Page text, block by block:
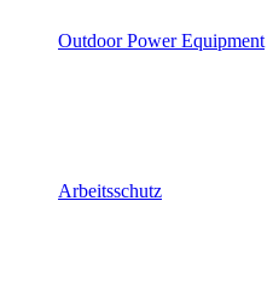
Outdoor Power Equipment
Arbeitsschutz